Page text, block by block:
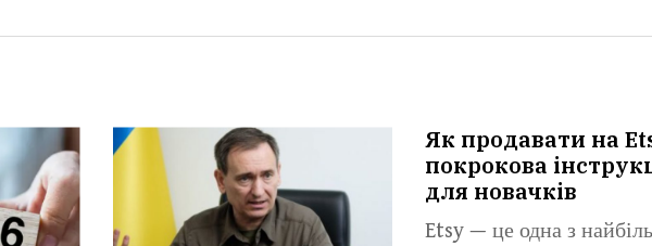
Як продавати на
покрокова
для новачків
Etsy — це одна з